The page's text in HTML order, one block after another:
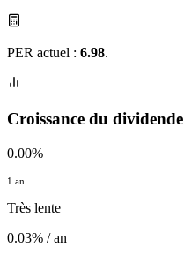
PER actuel : 6.98.
Croissance du dividende
0.00%
1 an
Très lente
0.03% / an